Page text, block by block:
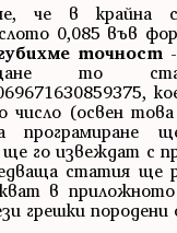
че в крайна
0,085 във
точност
то
число (освен
програмиране
го извеждат с
статия ще
в приложното
грешки породени